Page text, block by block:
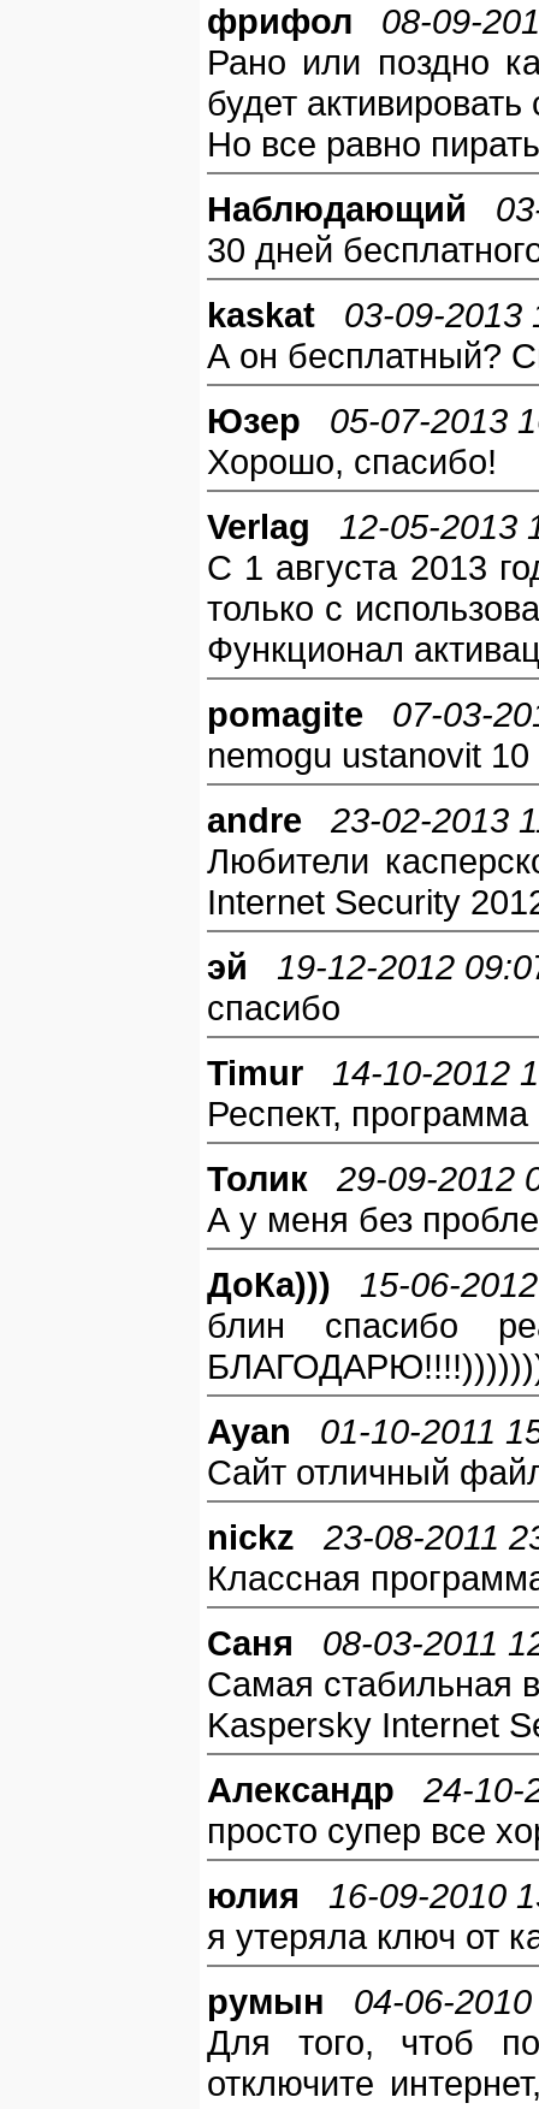
фрифол 08-09-
Рано или поздно
будет
Но все равно
Наблюдающий
30 дней
kaskat 03-09-2013
А он бесплатный?
Юзер 05-07-2013
Хорошо, спасибо!
Verlag 12-05-2013
С 1 августа 2013
только с
Функционал
pomagite 07-03-
nemogu ustanovit
andre 23-02-2013
Любители
Internet Security
эй 19-12-2012
спасибо
Timur 14-10-2012
Респект,
Толик 29-09-2012
А у меня без
ДоКа))) 15-06-
блин спасибо
Ayan 01-10-2011
Сайт отличный
nickz 23-08-2011
Классная
Саня 08-03-2011
Самая стабильная
Kaspersky Internet
Александр 24-10-
просто супер все
юлия 16-09-2010
я утеряла ключ от
румын 04-06-
Для того, чтоб
отключите